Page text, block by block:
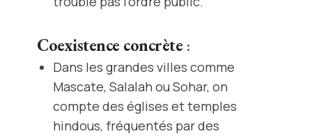
Coexistence concrète :
Dans les grandes villes comme
Mascate, Salalah ou Sohar, on
compte des églises et temples
hindous, fréquentés par des